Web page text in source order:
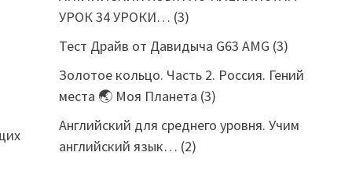
УРОК 34 УРОКИ… (3)
Тест Драйв от Давидыча G63 AMG (3)
Золотое кольцо. Часть 2. Россия. Гений
места 🌏 Моя Планета (3)
Английский для среднего уровня. Учим
английский язык… (2)